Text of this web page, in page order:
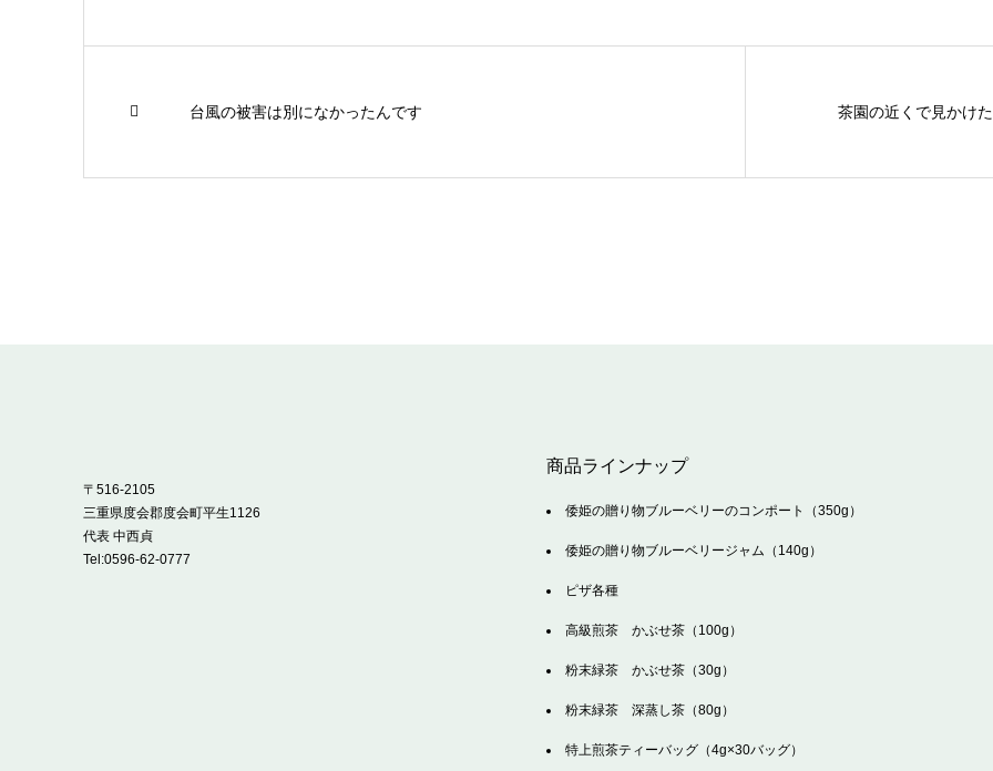
台風の被害は別になかったんです 茶園の近くで見かけ
〒516-2105
三重県度会郡度会町平生1126
代表 中西貞
Tel:0596-62-0777
商品ラインナップ
倭姫の贈り物ブルーベリーのコンポート（350g）
倭姫の贈り物ブルーベリージャム（140g）
ピザ各種
高級煎茶 かぶせ茶（100g）
粉末緑茶 かぶせ茶（30g）
粉末緑茶 深蒸し茶（80g）
特上煎茶ティーバッグ（4g×30バッグ）